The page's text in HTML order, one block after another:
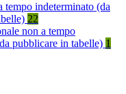
tempo indeterminato (da
22
non a tempo
pubblicare in tabelle) 1